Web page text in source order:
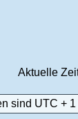
Aktuelle
sind UTC +